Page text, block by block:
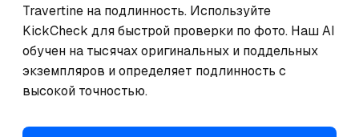
Travertine на подлинность. Используйте
KickCheck для быстрой проверки по фото. Наш AI
обучен на тысячах оригинальных и поддельных
экземпляров и определяет подлинность с
высокой точностью.